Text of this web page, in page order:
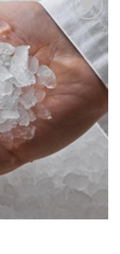
Ajouter
à la liste
d’envies